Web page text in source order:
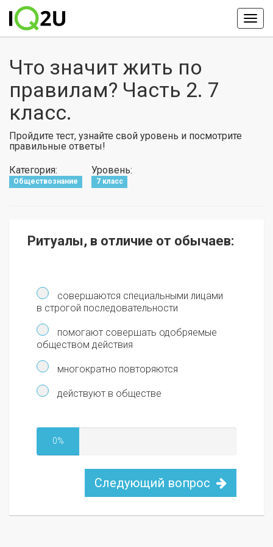
Что значит жить по
правилам? Часть 2. 7
класс.
Пройдите тест, узнайте свой уровень и посмотрите
правильные ответы!
Категория:
Обществознание
Уровень:
7 класс
Ритуалы, в отличие от обычаев:
совершаются специальными лицами
в строгой последовательности
помогают совершать одобряемые
обществом действия
многократно повторяются
действуют в обществе
0%
Следующий вопрос